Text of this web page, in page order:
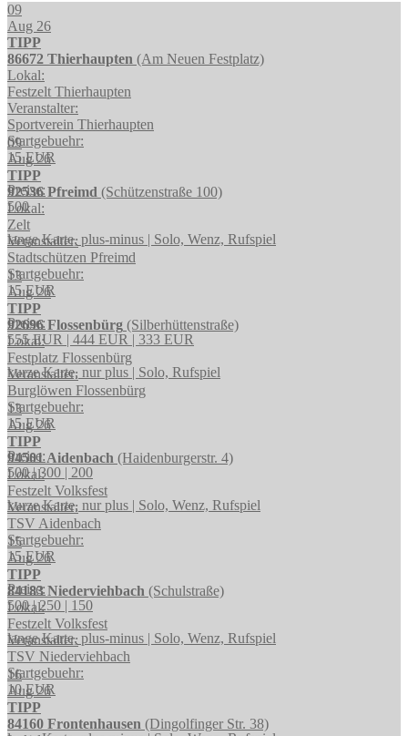
09
Aug 26
TIPP
86672 Thierhaupten (Am Neuen Festplatz)
Lokal:
Festzelt Thierhaupten
Veranstalter:
Sportverein Thierhaupten
Startgebuehr:
15 EUR
Preise:
500
lange Karte, plus-minus | Solo, Wenz, Rufspiel
09
Aug 26
TIPP
92536 Pfreimd (Schützenstraße 100)
Lokal:
Zelt
Veranstalter:
Stadtschützen Pfreimd
Startgebuehr:
15 EUR
Preise:
555 EUR | 444 EUR | 333 EUR
kurze Karte, nur plus | Solo, Rufspiel
13
Aug 26
TIPP
92696 Flossenbürg (Silberhüttenstraße)
Lokal:
Festplatz Flossenbürg
Veranstalter:
Burglöwen Flossenbürg
Startgebuehr:
15 EUR
Preise:
500 | 300 | 200
kurze Karte, nur plus | Solo, Wenz, Rufspiel
13
Aug 26
TIPP
94501 Aidenbach (Haidenburgerstr. 4)
Lokal:
Festzelt Volksfest
Veranstalter:
TSV Aidenbach
Startgebuehr:
15 EUR
Preise:
500 | 250 | 150
lange Karte, plus-minus | Solo, Wenz, Rufspiel
15
Aug 26
TIPP
84183 Niederviehbach (Schulstraße)
Lokal:
Festzelt Volksfest
Veranstalter:
TSV Niederviehbach
Startgebuehr:
10 EUR
16
Aug 26
TIPP
84160 Frontenhausen (Dingolfinger Str. 38)